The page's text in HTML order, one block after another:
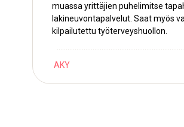
muassa yrittäjien puhelimitse
lakineuvontapalvelut. Saat myös
kilpailutettu työterveyshuollon.
AKY